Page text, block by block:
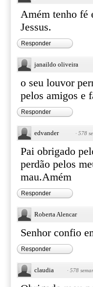
Amém tenho fé
Jessus.
Responder
janaildo oliveira
o seu louvor
pelos amigos e
Responder
edvander · 578
Pai obrigado
perdão pelos
mau.Amém
Responder
Roberta Alencar
Senhor confio
Responder
claudia · 578